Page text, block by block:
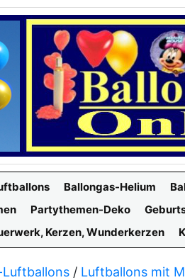
Ballongas-Helium
Partythemen-Deko
Kerzen, Wunderkerzen
/ Luftballons mit